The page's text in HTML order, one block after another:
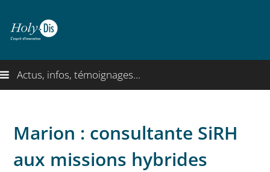
Actus, infos, témoignages...
Marion : consultante SiRH
aux missions hybrides